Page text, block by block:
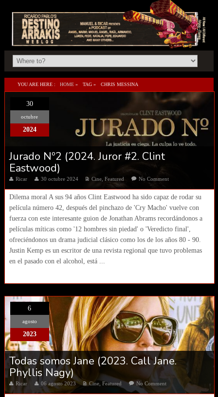
YOU ARE HERE : HOME » TAG » CHRIS MESSINA
30
octubre
2024
Jurado Nº2 (2024. Juror #2. Clint
Eastwood)
Ricar 30 octubre 2024 Cine, Featured No Comment
Dilema moral A sus 94 años Clint Eastwood ha sido capaz de rodar su
película número 42, después del pinchazo de 'Cry Macho' vuelve con
fuerza con este interesante guion de Jonathan Abrams recordándonos a
películas míticas como '12 hombres sin piedad' o 'Veredicto final',
ofreciéndonos un drama judicial clásico como los de los años 80 - 90.
Justin Kemp es un escritor de una revista regional que tuvo problemas
en el pasado con el alcohol, está ...
6
agosto
2023
Todas somos Jane (2023. Call Jane.
Phyllis Nagy)
Ricar 06 agosto 2023 Cine, Featured No Comment